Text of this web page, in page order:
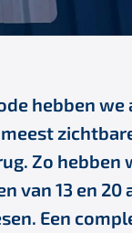
hebben we
Zo hebben
van 13 en 20
Een